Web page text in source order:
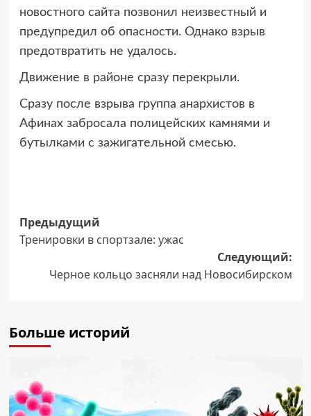
новостного сайта позвонил неизвестный и
предупредил об опасности. Однако взрыв
предотвратить не удалось.
Движение в районе сразу перекрыли.
Сразу после взрыва группа анархистов в
Афинах забросала полицейских камнями и
бутылками с зажигательной смесью.
Навигация
записи
Предыдущий
Тренировки в спортзале: ужас
Следующий:
Черное кольцо засняли над Новосибирском
Больше историй